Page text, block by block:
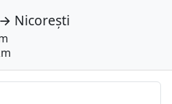
→ Nicorești